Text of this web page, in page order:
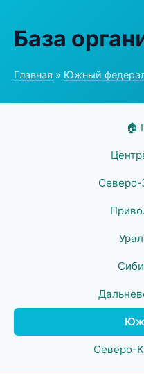
База
Главная » Южный
🏠
Северо-